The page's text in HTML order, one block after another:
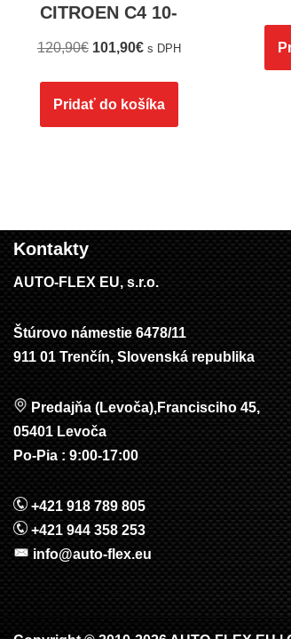
CITROEN C4 10-
120,90€ 101,90€ s DPH
Pridať do košíka
Kontakty
AUTO-FLEX EU, s.r.o.
Štúrovo námestie 6478/11
911 01 Trenčín, Slovenská republika
Predajňa (Levoča),Francisciho 45,
05401 Levoča
Po-Pia : 9:00-17:00
+421 918 789 805
+421 944 358 253
info@auto-flex.eu